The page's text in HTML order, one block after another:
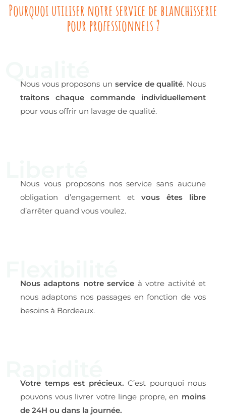
Pourquoi utiliser notre service de blanchisserie
pour professionnels ?
Nous vous proposons un service de qualité. Nous
traitons chaque commande individuellement
pour vous offrir un lavage de qualité.
Nous vous proposons nos service sans aucune
obligation d’engagement et vous êtes libre
d’arrêter quand vous voulez.
Nous adaptons notre service à votre activité et
nous adaptons nos passages en fonction de vos
besoins à Bordeaux.
Votre temps est précieux. C’est pourquoi nous
pouvons vous livrer votre linge propre, en moins
de 24H ou dans la journée.